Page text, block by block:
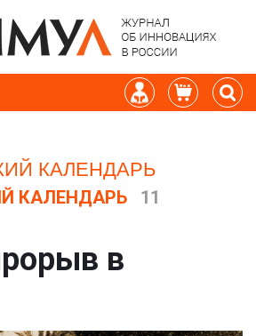
КАЛЕНДАРЬ
КАЛЕНДАРЬ
11
в